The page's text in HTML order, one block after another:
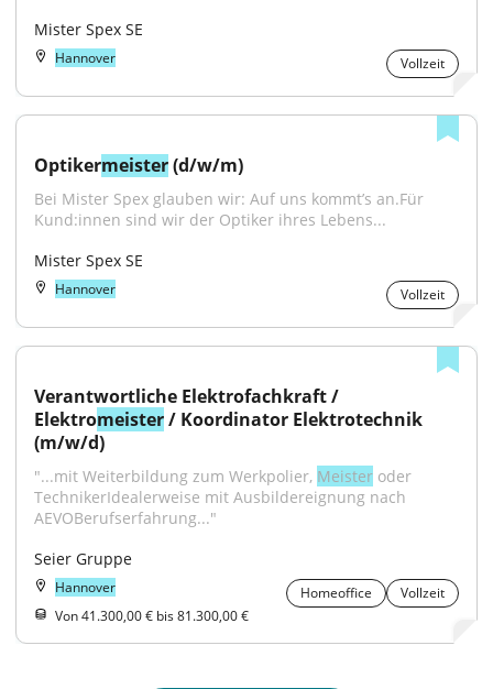
Mister Spex SE
Hannover Vollzeit
Optikermeister (d/w/m)
Bei Mister Spex glauben wir: Auf uns kommt’s an.Für
Kund:innen sind wir der Optiker ihres Lebens...
Mister Spex SE
Hannover Vollzeit
Verantwortliche Elektrofachkraft /
Elektromeister / Koordinator Elektrotechnik
(m/w/d)
"...mit Weiterbildung zum Werkpolier, Meister oder
TechnikerIdealerweise mit Ausbildereignung nach
AEVOBerufserfahrung..."
Seier Gruppe
Hannover Homeoffice
Vollzeit
Von 41.300,00 € bis 81.300,00 €